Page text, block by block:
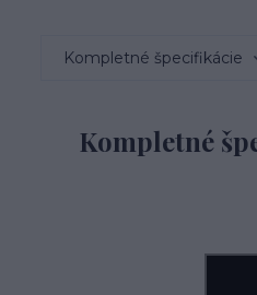
Kompletné špecifikácie
Kompletné